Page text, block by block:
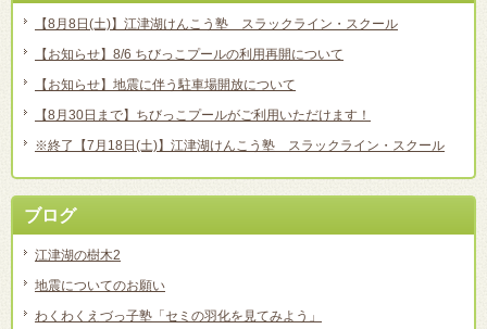
【8月8日(土)】江津湖けんこう塾 スラックライン・スクール
【お知らせ】8/6 ちびっこプールの利用再開について
【お知らせ】地震に伴う駐車場開放について
【8月30日まで】ちびっこプールがご利用いただけます！
※終了【7月18日(土)】江津湖けんこう塾 スラックライン・スクール
ブログ
江津湖の樹木2
地震についてのお願い
わくわくえづっ子塾「セミの羽化を見てみよう」